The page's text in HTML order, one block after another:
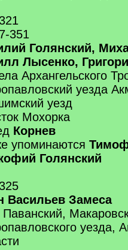
351
Голянский,
Лысенко,
Архангельского
уезда
уезд
Мохорка
Корнев
упоминаются
Голянский
Васильев Замеса
уезда,